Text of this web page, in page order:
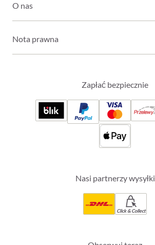
O nas
Nota prawna
Zapłać bezpiecznie
Nasi partnerzy wysyłki
Click & Collect